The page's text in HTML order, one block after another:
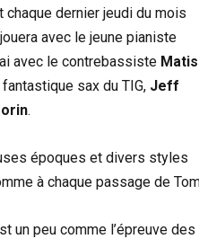
dernier jeudi du mois
avec le jeune pianiste
avec le contrebassiste Matis
sax du TIG, Jeff
.
époques et divers styles
à chaque passage de
un peu comme l’épreuve des